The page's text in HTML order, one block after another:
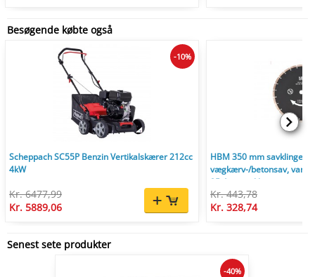
Besøgende købte også
Scheppach SC55P Benzin Vertikalskærer 212cc
4kW
Kr. 6477,99
Kr. 5889,06
-10%
HBM 350 mm savklinge
vægkærv-/betonsav,
25,4 mm, til beton og sten.
Kr. 443,78
Kr. 328,74
Senest sete produkter
-40%